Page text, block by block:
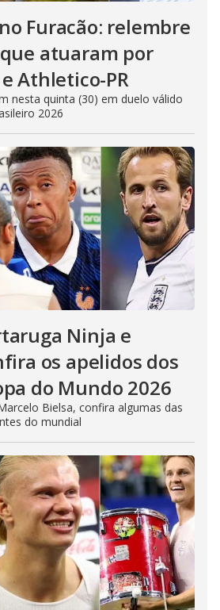
Furacão: relembre
atuaram por
Athletico-PR
nesta quinta (30) em duelo válido
2026
Ninja e
os apelidos dos
do Mundo 2026
Bielsa, confira algumas das
do mundial